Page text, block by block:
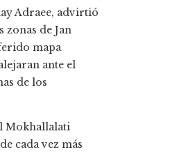
Adraee, advirtió
zonas de Jan
mapa
ante el
de los
Mokhallalati
cada vez más